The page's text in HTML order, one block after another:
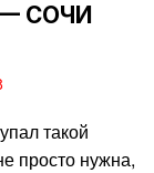
СОЧИ
такой
просто нужна,